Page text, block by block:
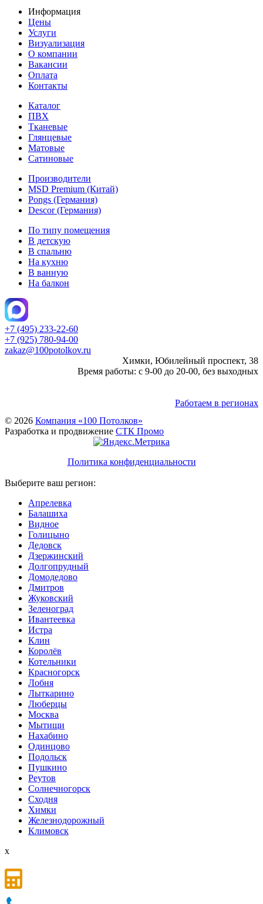
Информация
Цены
Услуги
Визуализация
О компании
Вакансии
Оплата
Контакты
Каталог
ПВХ
Тканевые
Глянцевые
Матовые
Сатиновые
Производители
MSD Premium (Китай)
Pongs (Германия)
Descor (Германия)
По типу помещения
В детскую
В спальню
На кухню
В ванную
На балкон
+7 (495) 233-22-60
+7 (925) 780-94-00
zakaz@100potolkov.ru
Химки, Юбилейный проспект, 38
Время работы: с 9-00 до 20-00, без выходных
Работаем в регионах
© 2026 Компания «100 Потолков»
Разработка и продвижение СТК Промо
Политика конфиденциальности
Выберите ваш регион:
Апрелевка
Балашиха
Видное
Голицыно
Дедовск
Дзержинский
Долгопрудный
Домодедово
Дмитров
Жуковский
Зеленоград
Ивантеевка
Истра
Клин
Королёв
Котельники
Красногорск
Лобня
Лыткарино
Люберцы
Мoсква
Мытищи
Нахабино
Одинцово
Подольск
Пушкино
Реутов
Солнечногорск
Сходня
Химки
Железнодорожный
Климовск
x